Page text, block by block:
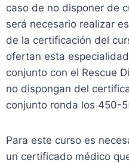
caso de no disponer de
será necesario realizar
de la certificación del
ofertan esta
conjunto con el Rescue
no dispongan del
conjunto ronda los 450-
Para este curso es
un certificado médico